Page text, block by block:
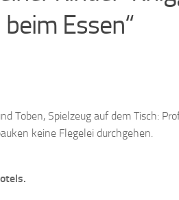
Essen“
Toben, Spielzeug auf dem Tisch:
keine Flegelei durchgehen.